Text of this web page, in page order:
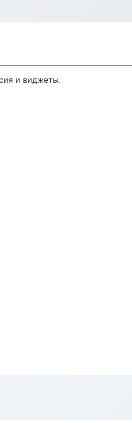
и виджеты.